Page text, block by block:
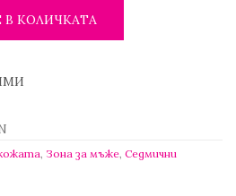
В КОЛИЧКАТА
Зона за мъже Седмични